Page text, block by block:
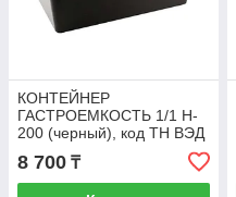
КОНТЕЙНЕР
ГАСТРОЕМКОСТЬ 1/1 H-
200 (черный), код ТН ВЭД
3923100000
8 700 ₸